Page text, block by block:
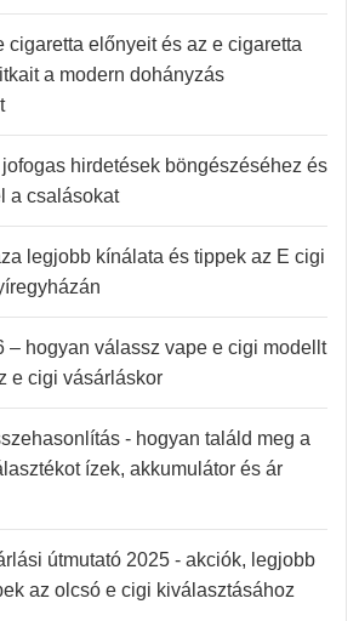
cigaretta előnyeit és az e cigaretta
a modern dohányzás
hirdetések böngészéséhez és
a csalásokat
legjobb kínálata és tippek az E cigi
– hogyan válassz vape e cigi modellt
e cigi vásárláskor
- hogyan találd meg a
ízek, akkumulátor és ár
útmutató 2025 - akciók, legjobb
az olcsó e cigi kiválasztásához